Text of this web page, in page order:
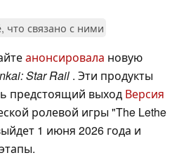
что связано с ними
анонсировала новую
Star Rail . Эти продукты
предстоящий выход Версия
ролевой игры "The Lethe
1 июня 2026 года и